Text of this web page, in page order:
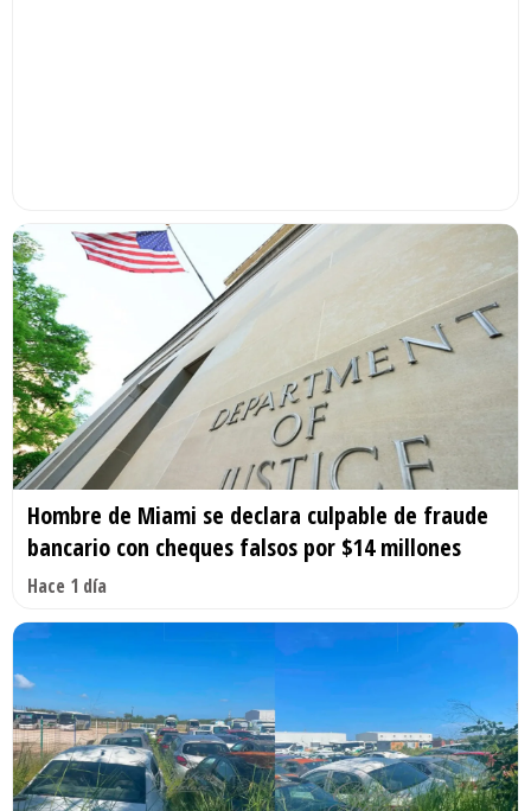
Hombre de Miami se declara culpable de fraude
bancario con cheques falsos por $14 millones
Hace 1 día